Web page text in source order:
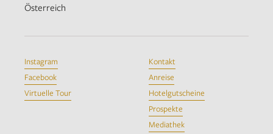
Österreich
Instagram
Facebook
Virtuelle Tour
Kontakt
Anreise
Hotelgutscheine
Prospekte
Mediathek